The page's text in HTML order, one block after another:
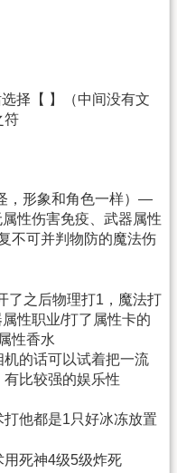
择【 】（中间没有文
符
，形象和角色一样）—
性伤害免疫、武器属性
不可并判物防的魔法伤
了之后物理打1，魔法打
性职业/打了属性卡的
性香水
的话可以试着把一流
比较强的娱乐性
他都是1只好冰冻放置
死神4级5级炸死